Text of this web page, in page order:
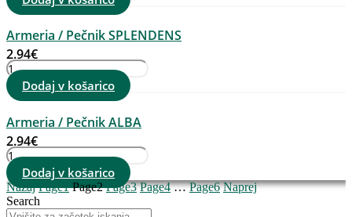
Pečnik
RED
količina
Armeria / Pečnik SPLENDENS
2.94€
Armeria
/
Pečnik
količina
Dodaj v košarico
Armeria / Pečnik ALBA
2.94€
Armeria
/
Pečnik
ALBA
količina
Dodaj v košarico
Nazaj Page1 Page2 Page3 Page4 … Page6 Naprej
Search